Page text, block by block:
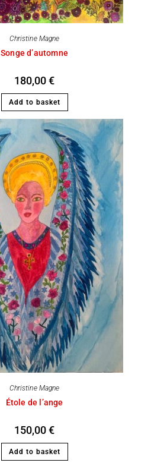
Christine Magne
Songe d’automne
180,00€
Add to basket
Christine Magne
Étole de l’ange
150,00€
Add to basket